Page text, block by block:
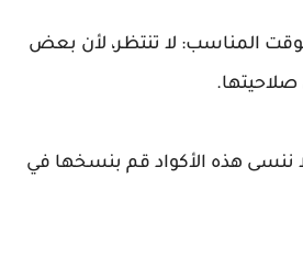
المناسب: لا تنتظر، لأن بعض
صلاحيتها.
ننسى هذه الأكواد قم بنسخها في